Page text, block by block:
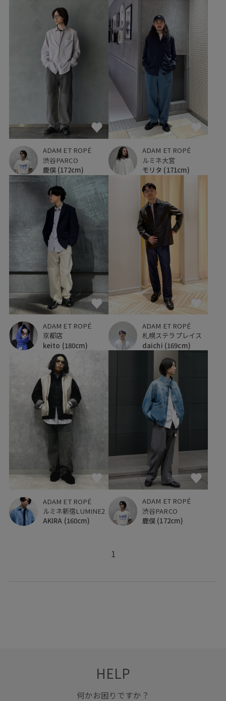
ADAM ET ROPÉ
渋谷PARCO
鹿俣 (172cm)
ADAM ET ROPÉ
ルミネ大宮
モリタ (171cm)
ADAM ET ROPÉ
京都店
keito (180cm)
ADAM ET ROPÉ
札幌ステラプレイス
daichi (169cm)
ADAM ET ROPÉ
ルミネ新宿LUMINE2
AKIRA (160cm)
ADAM ET ROPÉ
渋谷PARCO
鹿俣 (172cm)
1
HELP
何かお困りですか？